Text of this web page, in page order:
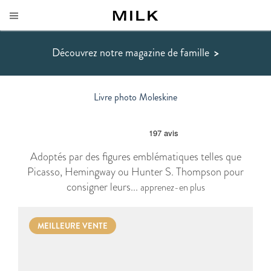
Découvrez notre magazine de famille >
Livre photo Moleskine
Adoptés par des figures emblématiques telles que
Picasso, Hemingway ou Hunter S. Thompson pour
consigner leurs... apprenez-en plus
MEILLEURE VENTE